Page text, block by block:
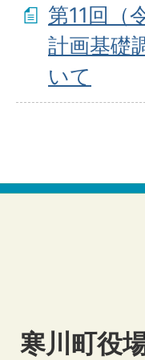
第11回（
計画基礎
いて
寒川町役